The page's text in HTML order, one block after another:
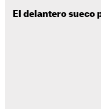
El delantero sueco